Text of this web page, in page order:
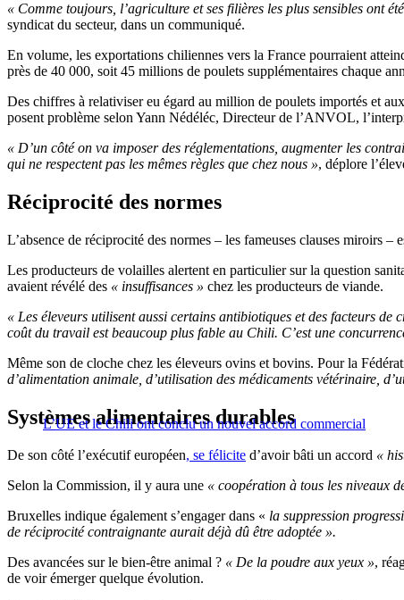
« Comme toujours, l’agriculture et ses filières les plus sensibles ont
syndicat du secteur, dans un communiqué.
En volume, les exportations chiliennes vers la France pourraient
près de 40 000, soit 45 millions de poulets supplémentaires chaque
Des chiffres à relativiser eu égard au million de poulets importés et
posent problème selon Yann Nédéléc, Directeur de l’ANVOL,
« D’un côté on va imposer des réglementations, augmenter les
qui ne respectent pas les mêmes règles que chez nous », déplore
Réciprocité des normes
L’absence de réciprocité des normes – les fameuses clauses miroirs
Les producteurs de volailles alertent en particulier sur la question
avaient révélé des « insuffisances » chez les producteurs de viande.
« Les éleveurs utilisent aussi certains antibiotiques et des facteurs de
coût du travail est beaucoup plus fable au Chili. C’est une
Même son de cloche chez les éleveurs ovins et bovins. Pour la
d’alimentation animale, d’utilisation des médicaments vétérinaire,
L’UE et le Chili ont conclu un nouvel accord commercial
Systèmes alimentaires durables
De son côté l’exécutif européen, se félicite d’avoir bâti un accord «
Selon la Commission, il y aura une « coopération à tous les niveaux
Bruxelles indique également s’engager dans « la suppression
de réciprocité contraignante aurait déjà dû être adoptée ».
Des avancées sur le bien-être animal ? « De la poudre aux yeux »,
de voir émerger quelque évolution.